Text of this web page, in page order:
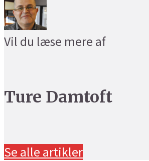
Vil du læse mere af
Ture Damtoft
Se alle artikler